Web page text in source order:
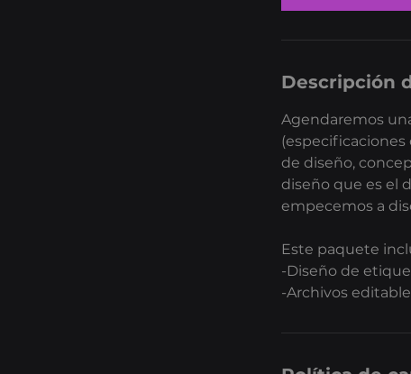
Descripción
Agendaremos
de diseño,
diseño que es el
empecemos a
Este paquete
-Diseño de
-Archivos